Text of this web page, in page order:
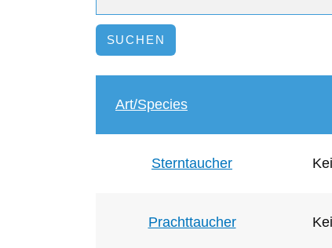
Art/Species
Sterntaucher
Prachttaucher